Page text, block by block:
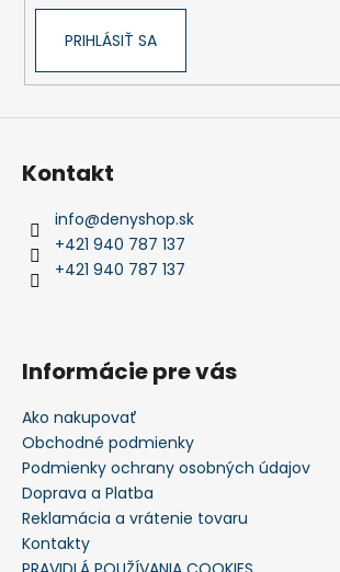
PRIHLÁSIŤ SA
Kontakt
info@denyshop.sk
+421 940 787 137
+421 940 787 137
Informácie pre vás
Ako nakupovať
Obchodné podmienky
Podmienky ochrany osobných údajov
Doprava a Platba
Reklamácia a vrátenie tovaru
Kontakty